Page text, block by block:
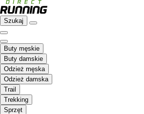
Szukaj
Buty męskie
Buty damskie
Odzież męska
Odzież damska
Trail
Trekking
Sprzęt